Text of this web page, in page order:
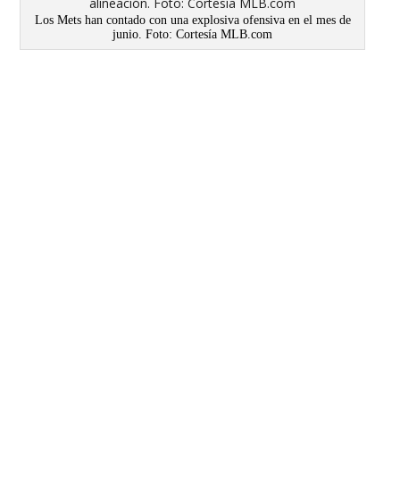
Los Mets han contado con una explosiva ofensiva en el mes de
junio. Foto: Cortesía MLB.com